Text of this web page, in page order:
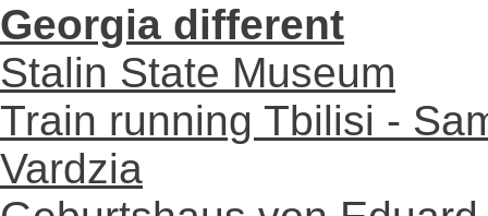
Georgia different
Stalin State Museum
Train running Tbilisi -
Vardzia